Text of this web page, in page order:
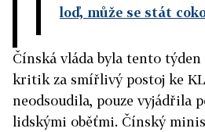
loď, může se stát
Čínská vláda byla tento
kritik za smířlivý postoj ke
neodsoudila, pouze vyjádřila
lidskými oběťmi. Čínský